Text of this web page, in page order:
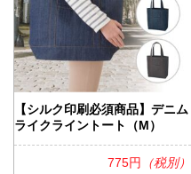
【シルク印刷必須商品】デニム
ライクライントート（M）
775円 （税別）